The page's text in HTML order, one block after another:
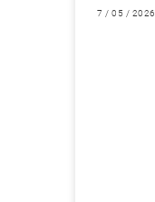
7 / 05 / 2026